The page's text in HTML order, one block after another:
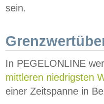
sein.
In PEGELONLINE
mittleren niedrigsten
einer Zeitspanne in